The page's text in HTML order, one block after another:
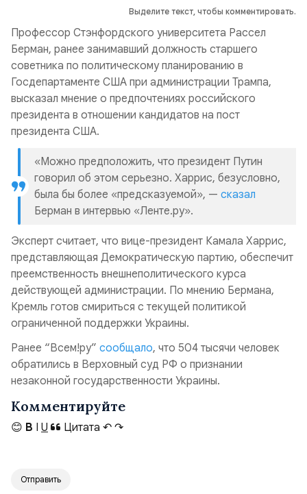
Выделите текст, чтобы комментировать.
Профессор Стэнфордского университета Рассел
Берман, ранее занимавший должность старшего
советника по политическому планированию в
Госдепартаменте США при администрации Трампа,
высказал мнение о предпочтениях российского
президента в отношении кандидатов на пост
президента США.
«Можно предположить, что президент Путин
говорил об этом серьезно. Харрис, безусловно,
была бы более «предсказуемой», — сказал
Берман в интервью «Ленте.ру».
Эксперт считает, что вице-президент Камала Харрис,
представляющая Демократическую партию, обеспечит
преемственность внешнеполитического курса
действующей администрации. По мнению Бермана,
Кремль готов смириться с текущей политикой
ограниченной поддержки Украины.
Ранее “Всем!ру” сообщало, что 504 тысячи человек
обратились в Верховный суд РФ о признании
незаконной государственности Украины.
Комментируйте
😊 B I U Цитата ↶ ↷
Отправить